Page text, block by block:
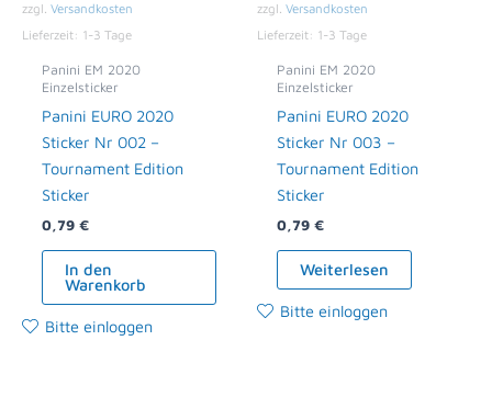
zzgl. Versandkosten
Lieferzeit: 1-3 Tage
Panini EM 2020
Einzelsticker
Panini EURO 2020
Sticker Nr 002 –
Tournament Edition
Sticker
0,79 €
In den
Warenkorb
Bitte einloggen
zzgl. Versandkosten
Lieferzeit: 1-3 Tage
Panini EM 2020
Einzelsticker
Panini EURO 2020
Sticker Nr 003 –
Tournament Edition
Sticker
0,79 €
Weiterlesen
Bitte einloggen